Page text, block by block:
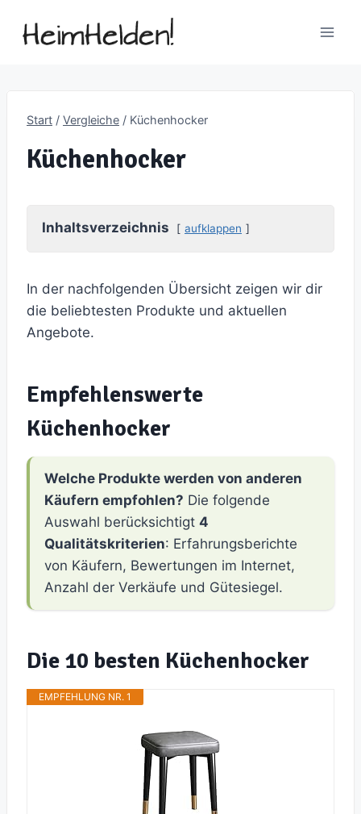
Inhalt
Start / Vergleiche / Küchenhocker
Küchenhocker
Inhaltsverzeichnis aufklappen
In der nachfolgenden Übersicht zeigen wir dir
die beliebtesten Produkte und aktuellen
Angebote.
Empfehlenswerte
Küchenhocker
Welche Produkte werden von anderen
Käufern empfohlen? Die folgende
Auswahl berücksichtigt 4
Qualitätskriterien: Erfahrungsberichte
von Käufern, Bewertungen im Internet,
Anzahl der Verkäufe und Gütesiegel.
Die 10 besten Küchenhocker
EMPFEHLUNG NR. 1